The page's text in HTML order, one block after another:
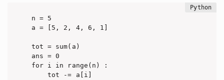
n = 5
a = [5, 2, 4, 6, 1]
tot = sum(a)
ans = 0
for i in range(n) :
    tot -= a[i]